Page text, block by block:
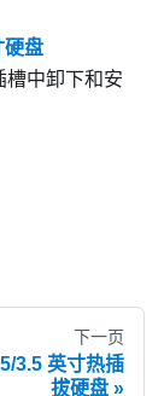
硬盘
槽中卸下和安
下一页
3.5 英寸热插
拔硬盘